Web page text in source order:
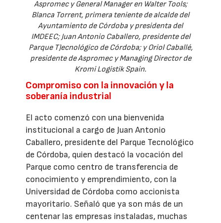
Aspromec y General Manager en Walter Tools;
Blanca Torrent, primera teniente de alcalde del
Ayuntamiento de Córdoba y presidenta del
IMDEEC; Juan Antonio Caballero, presidente del
Parque T)ecnológico de Córdoba; y Oriol Caballé,
presidente de Aspromec y Managing Director de
Kromi Logistik Spain.
Compromiso con la innovación y la
soberanía industrial
El acto comenzó con una bienvenida
institucional a cargo de Juan Antonio
Caballero, presidente del Parque Tecnológico
de Córdoba, quien destacó la vocación del
Parque como centro de transferencia de
conocimiento y emprendimiento, con la
Universidad de Córdoba como accionista
mayoritario. Señaló que ya son más de un
centenar las empresas instaladas, muchas